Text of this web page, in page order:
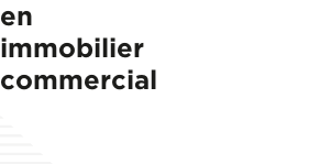
en
immobilier
commercial